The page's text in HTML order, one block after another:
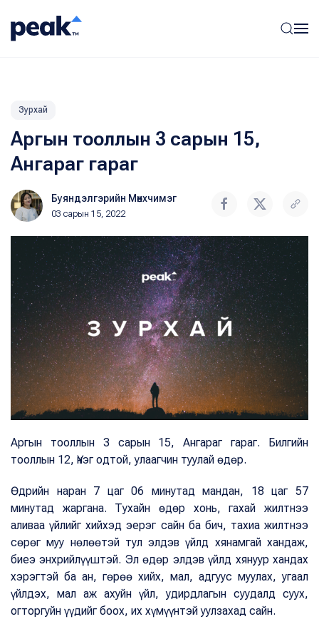
Зурхай
Аргын тооллын 3 сарын 15,
Ангараг гараг
Буяндэлгэрийн Мөнхчимэг
03 сарын 15, 2022
Аргын тооллын 3 сарын 15, Ангараг гараг. Билгийн
тооллын 12, Үнэг одтой, улаагчин туулай өдөр.
Өдрийн наран 7 цаг 06 минутад мандан, 18 цаг 57
минутад жаргана. Тухайн өдөр хонь, гахай жилтнээ
аливаа үйлийг хийхэд эерэг сайн ба бич, тахиа жилтнээ
сөрөг муу нөлөөтэй тул элдэв үйлд хянамгай хандаж,
биеэ энхрийлүүштэй. Эл өдөр элдэв үйлд хянуур хандах
хэрэгтэй ба ан, гөрөө хийх, мал, адгуус муулах, угаал
үйлдэх, мал аж ахуйн үйл, удирдлагын суудалд суух,
огторгуйн үүдийг боох, их хүмүүнтэй уулзахад сайн.